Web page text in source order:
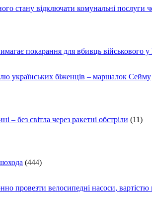
стану відключати комунальні послуги
покарання для вбивць військового у
українських біженців – маршалок Сейму
– без світла через ракетні обстріли (11)
(444)
провезти велосипедні насоси,